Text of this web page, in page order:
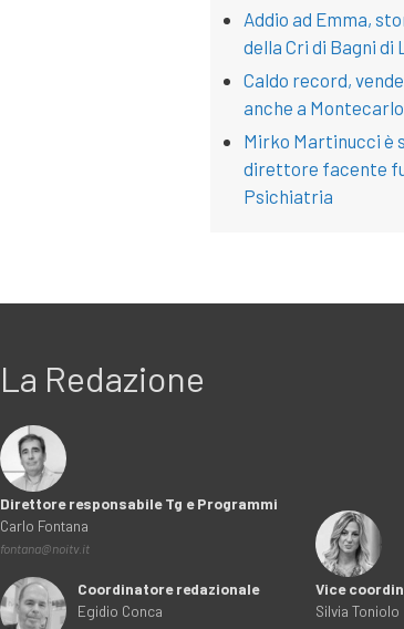
Addio ad Emma,
della Cri di Bagni di
Caldo record,
anche a Montecarlo
Mirko Martinucci è
direttore facente
Psichiatria
La Redazione
Direttore responsabile Tg e Programmi
Carlo Fontana
fontana@noitv.it
Coordinatore redazionale
Egidio Conca
Vice
Silvia Toniolo